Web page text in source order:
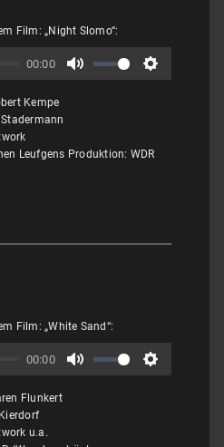
Film: „Night Slomo“:
00:00
Kempe
Leufgens Produktion: WDR
Film: „White Sand“:
00:00
Flunkert
u.a.